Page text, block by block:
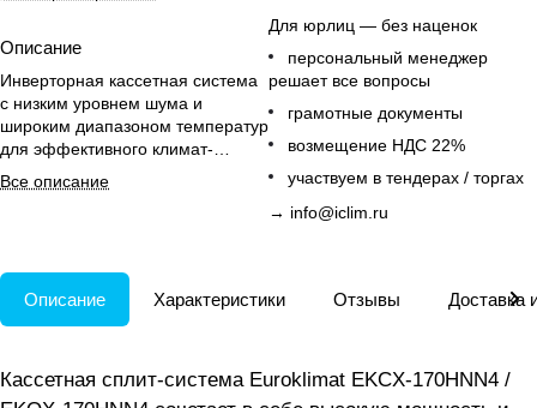
Описание
Инверторная кассетная система
с низким уровнем шума и
широким диапазоном температур
для эффективного климат-
контроля в больших
помещениях.
Все описание
Для юрлиц — без наценок
персональный менеджер
решает все вопросы
грамотные документы
возмещение НДС 22%
участвуем в тендерах / торгах
→ info@iclim.ru
Описание Характеристики Отзывы Доставка
Кассетная сплит-система Euroklimat EKCX-170HNN4 /